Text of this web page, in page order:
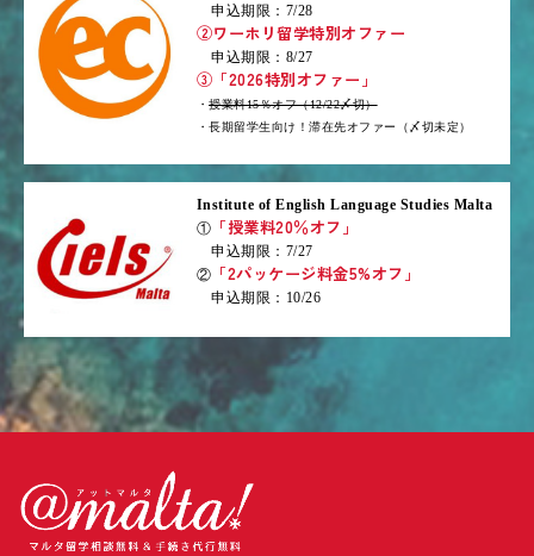
申込期限：7/28
②ワーホリ留学特別オファー
申込期限：8/27
③「2026特別オファー」
・授業料15％オフ（12/22〆切）
・長期留学生向け！滞在先オファー（〆切未定）
Institute of English Language Studies Malta
① 「授業料20％オフ」
申込期限：7/27
② 「2パッケージ料金5%オフ」
申込期限：10/26